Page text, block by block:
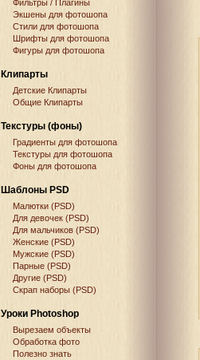
Фильтры / Плагины
Экшены для фотошопа
Стили для фотошопа
Шрифты для фотошопа
Фигуры для фотошопа
Клипарты
Детские Клипарты
Общие Клипарты
Текстуры (фоны)
Градиенты для фотошопа
Текстуры для фотошопа
Фоны для фотошопа
Шаблоны PSD
Малютки (PSD)
Для девочек (PSD)
Для мальчиков (PSD)
Женские (PSD)
Мужские (PSD)
Парные (PSD)
Другие (PSD)
Скрап наборы (PSD)
Уроки Photoshop
Вырезаем объекты
Обработка фото
Полезно знать